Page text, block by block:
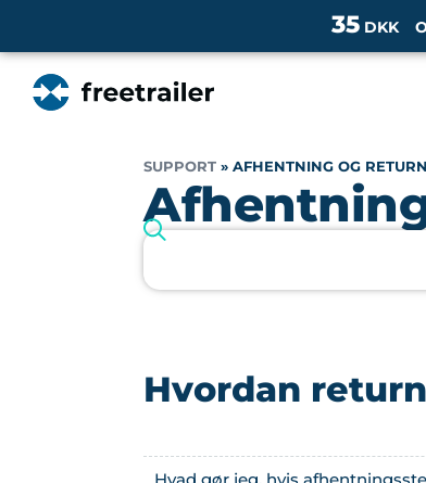
35DKK
SUPPORT » AFHENTNING OG
Hvordan